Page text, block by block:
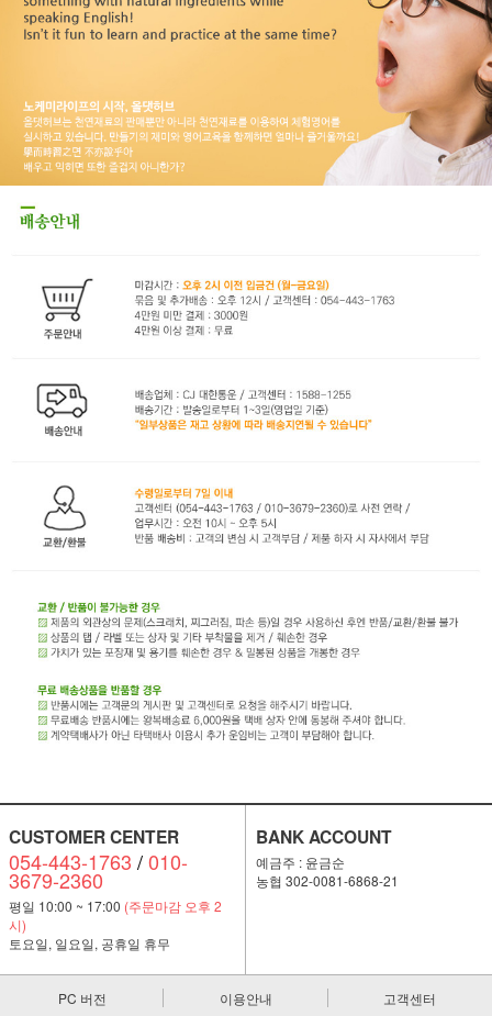
CUSTOMER CENTER
054-443-1763 /010-
3679-2360
평일 10:00 ~ 17:00 (주문마감 오후 2
시)
토요일, 일요일, 공휴일 휴무
BANK ACCOUNT
예금주 : 윤금순
농협 302-0081-6868-21
PC 버전 이용안내 고객센터